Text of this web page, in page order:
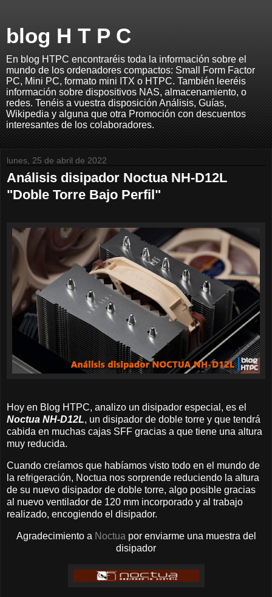
blog H T P C
En blog HTPC encontraréis toda la información sobre el
mundo de los ordenadores compactos: Small Form Factor
PC, Mini PC, formato mini ITX o HTPC. También leeréis
información sobre dispositivos NAS, almacenamiento, o
redes. Tenéis a vuestra disposición Análisis, Guías,
Wikipedia y alguna que otra Promoción con descuentos
interesantes de los colaboradores.
lunes, 25 de abril de 2022
Análisis disipador Noctua NH-D12L
"Doble Torre Bajo Perfil"
Hoy en Blog HTPC, analizo un disipador especial, es el
Noctua NH-D12L, un disipador de doble torre y que tendrá
cabida en muchas cajas SFF gracias a que tiene una altura
muy reducida.
Cuando creíamos que habíamos visto todo en el mundo de
la refrigeración, Noctua nos sorprende reduciendo la altura
de su nuevo disipador de doble torre, algo posible gracias
al nuevo ventilador de 120 mm incorporado y al trabajo
realizado, encogiendo el disipador.
Agradecimiento a Noctua por enviarme una muestra del
disipador